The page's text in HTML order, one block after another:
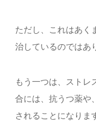
ただし、これはあく
治しているのではあ
もう一つは、ストレ
合には、抗うつ薬や
されることになりま